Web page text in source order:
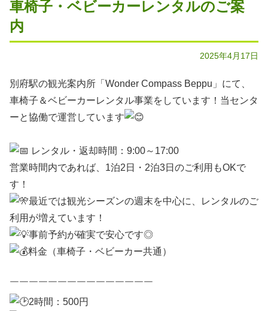
車椅子・ベビーカーレンタルのご案
内
2025年4月17日
別府駅の観光案内所「Wonder Compass Beppu」にて、
車椅子＆ベビーカーレンタル事業をしています！当センタ
ーと協働で運営しています
レンタル・返却時間：9:00～17:00
営業時間内であれば、1泊2日・2泊3日のご利用もOKで
す！
最近では観光シーズンの週末を中心に、レンタルのご
利用が増えています！
事前予約が確実で安心です◎
料金（車椅子・ベビーカー共通）
￣￣￣￣￣￣￣￣￣￣￣￣￣￣￣
2時間：500円